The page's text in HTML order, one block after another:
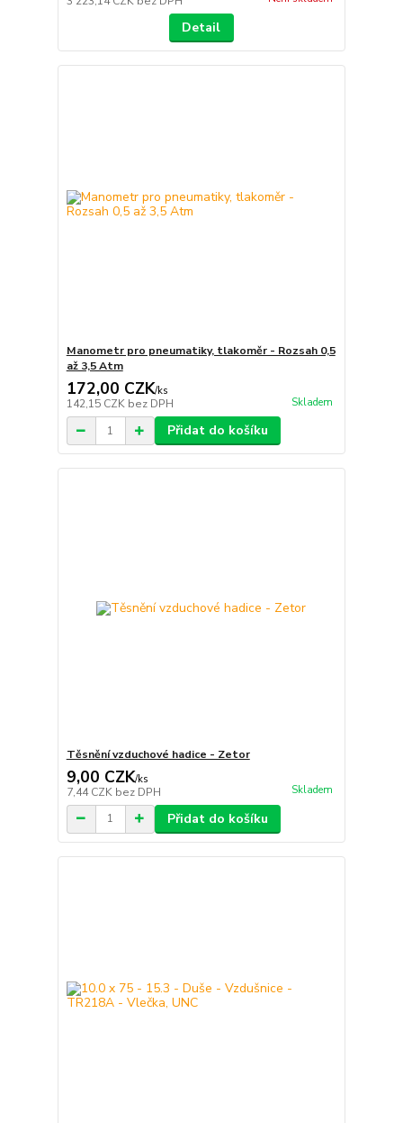
Detail
Manometr pro pneumatiky, tlakoměr - Rozsah 0,5
až 3,5 Atm
172,00 CZK/ks
142,15 CZK bez DPH Skladem
Přidat do košíku
Těsnění vzduchové hadice - Zetor
9,00 CZK/ks
7,44 CZK bez DPH Skladem
Přidat do košíku